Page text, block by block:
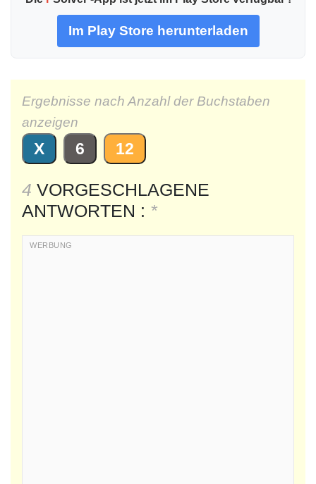
Im Play Store herunterladen
Ergebnisse nach Anzahl der Buchstaben
anzeigen
X 6 12
4 VORGESCHLAGENE
ANTWORTEN : *